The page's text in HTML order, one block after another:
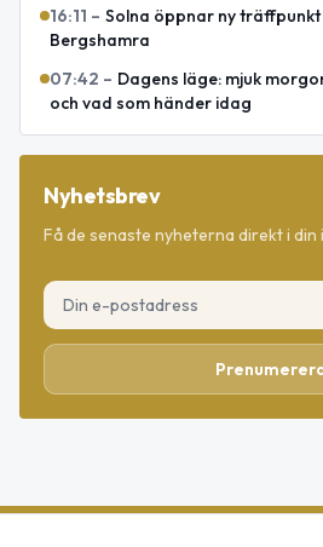
16:11 – Solna öppnar ny
Bergshamra
07:42 – Dagens läge: mjuk
och vad som händer idag
Nyhetsbrev
Få de senaste nyheterna direkt i din